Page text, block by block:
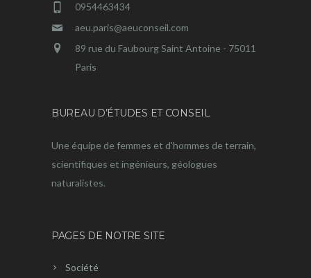
0954463434
aeu.paris@aeuconseil.com
89 rue du Faubourg Saint Antoine - 75011
Paris
BUREAU D’ÉTUDES ET CONSEIL
Une équipe de femmes et d'hommes de terrain,
scientifiques et ingénieurs, géologues
naturalistes.
PAGES DE NOTRE SITE
Société